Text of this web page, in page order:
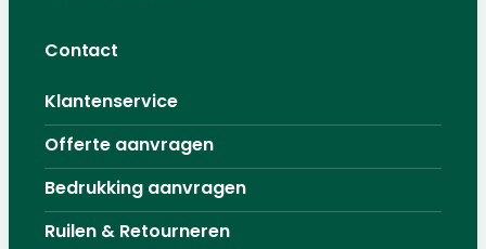
Contact
Klantenservice
Offerte aanvragen
Bedrukking aanvragen
Ruilen & Retourneren